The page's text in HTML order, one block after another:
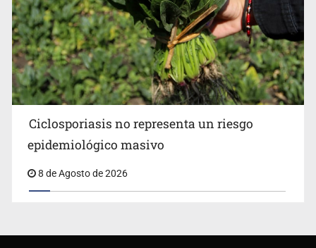
Ciclosporiasis no representa un riesgo
epidemiológico masivo
8 de Agosto de 2026